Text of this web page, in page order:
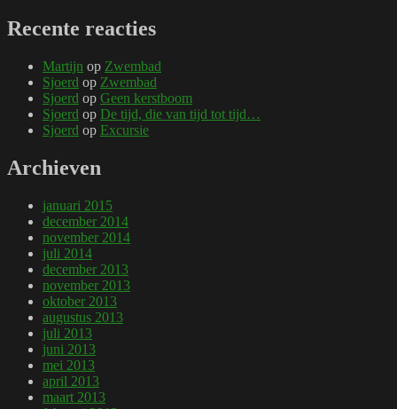
Recente reacties
Martijn op Zwembad
Sjoerd op Zwembad
Sjoerd op Geen kerstboom
Sjoerd op De tijd, die van tijd tot tijd…
Sjoerd op Excursie
Archieven
januari 2015
december 2014
november 2014
juli 2014
december 2013
november 2013
oktober 2013
augustus 2013
juli 2013
juni 2013
mei 2013
april 2013
maart 2013